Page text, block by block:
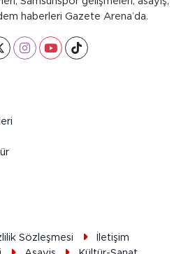
haberleri Gazete Arena’da.
Sözleşmesi
İletişim